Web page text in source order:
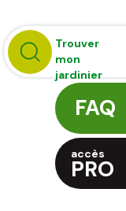
Trouver
mon
jardinier
FAQ
accès
PRO